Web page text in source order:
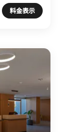
料金表示